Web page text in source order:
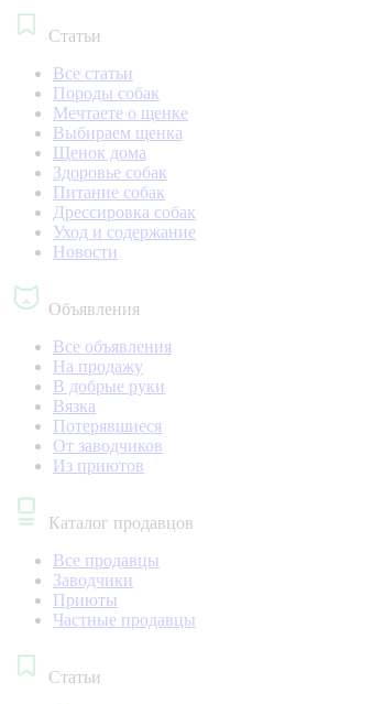
Статьи
Все статьи
Породы собак
Мечтаете о щенке
Выбираем щенка
Щенок дома
Здоровье собак
Питание собак
Дрессировка собак
Уход и содержание
Новости
Объявления
Все объявления
На продажу
В добрые руки
Вязка
Потерявшиеся
От заводчиков
Из приютов
Каталог продавцов
Все продавцы
Заводчики
Приюты
Частные продавцы
Статьи